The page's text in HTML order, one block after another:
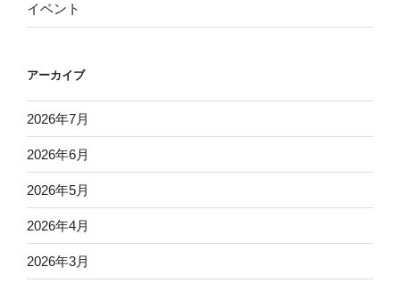
イベント
アーカイブ
2026年7月
2026年6月
2026年5月
2026年4月
2026年3月